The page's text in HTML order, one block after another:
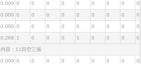
0.000 0 0 0 0 0 0 0 0 0
0.000 0 0 0 0 0 0 0 0 0
0.000 0 0 0 0 0 0 0 0 0
0.268 1 0 0 0 1 0 0 0 0
内容：11回空三振
0.000 0 0 0 0 0 0 0 0 0